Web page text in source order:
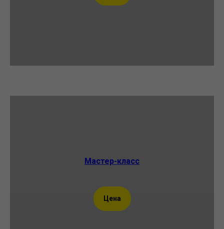
Мастер-класс
Цена